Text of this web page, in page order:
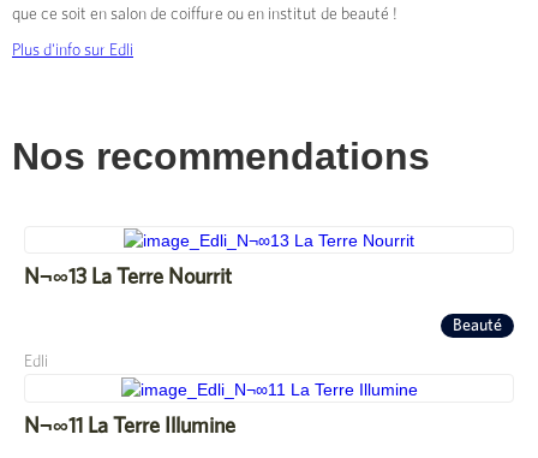
que ce soit en salon de coiffure ou en institut de beauté !
Plus d'info sur Edli
Nos recommendations
N¬∞13 La Terre Nourrit
Beauté
Edli
N¬∞11 La Terre Illumine